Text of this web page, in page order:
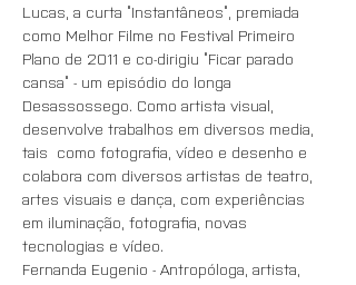
Lucas, a curta “Instantâneos”, premiada
como Melhor Filme no Festival Primeiro
Plano de 2011 e co-dirigiu “Ficar parado
cansa” - um episódio do longa
Desassossego. Como artista visual,
desenvolve trabalhos em diversos media,
tais  como fotografia, vídeo e desenho e
colabora com diversos artistas de teatro,
artes visuais e dança, com experiências
em iluminação, fotografia, novas
Fernanda Eugenio - Antropóloga, artista,